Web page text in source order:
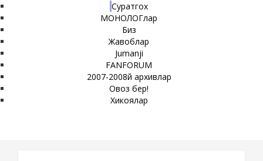
Суратгох
МОНОЛОГлар
Биз
Жавоблар
Jumanji
FANFORUM
2007-2008й архивлар
Овоз бер!
Хикоялар